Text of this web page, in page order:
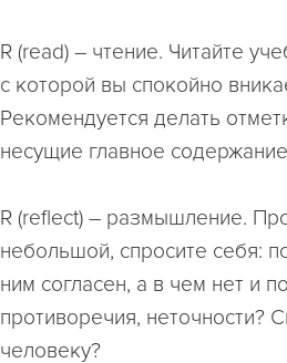
R (read) – чтение. Читайте
с которой вы спокойно
Рекомендуется делать
несущие главное
R (reflect) – размышление.
небольшой, спросите себя:
ним согласен, а в чем нет и
противоречия, неточности?
человеку?